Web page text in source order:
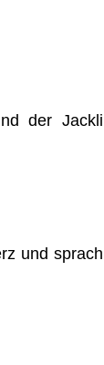
der Jackli
und sprach